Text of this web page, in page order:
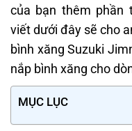
của bạn thêm phần
viết dưới đây sẽ cho
bình xăng Suzuki
nắp bình xăng cho
MỤC LỤC